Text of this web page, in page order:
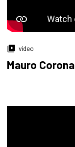
video
Mauro Corona